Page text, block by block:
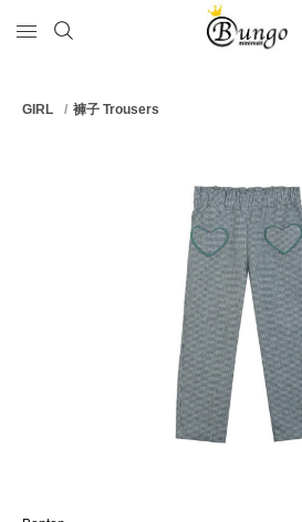
GIRL 褲子 Trousers